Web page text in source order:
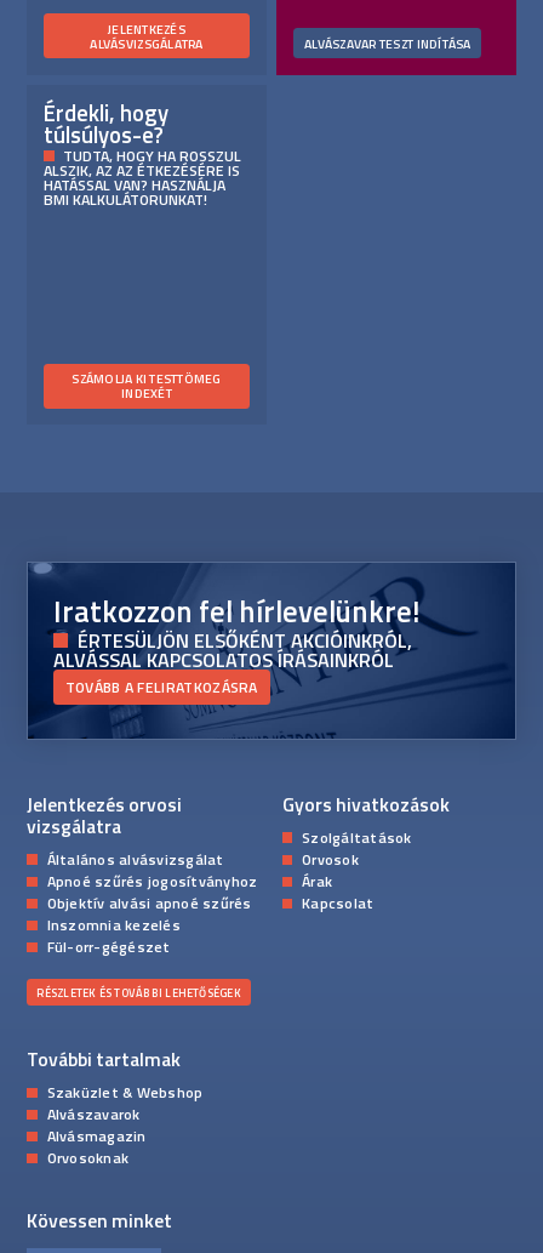
JELENTKEZÉS
ALVÁSVIZSGÁLATRA ALVÁSZAVAR TESZT INDÍTÁSA
Érdekli, hogy
túlsúlyos-e?
TUDTA, HOGY HA ROSSZUL
ALSZIK, AZ AZ ÉTKEZÉSÉRE IS
HATÁSSAL VAN? HASZNÁLJA
BMI KALKULÁTORUNKAT!
SZÁMOLJA KI TESTTÖMEG
INDEXÉT
Iratkozzon fel hírlevelünkre!
ÉRTESÜLJÖN ELSŐKÉNT AKCIÓINKRÓL,
ALVÁSSAL KAPCSOLATOS ÍRÁSAINKRÓL
TOVÁBB A FELIRATKOZÁSRA
Jelentkezés orvosi
vizsgálatra
Általános alvásvizsgálat
Apnoé szűrés jogosítványhoz
Objektív alvási apnoé szűrés
Inszomnia kezelés
Fül-orr-gégészet
RÉSZLETEK ÉS TOVÁBBI LEHETŐSÉGEK
Gyors hivatkozások
Szolgáltatások
Orvosok
Árak
Kapcsolat
További tartalmak
Szaküzlet & Webshop
Alvászavarok
Alvásmagazin
Orvosoknak
Kövessen minket